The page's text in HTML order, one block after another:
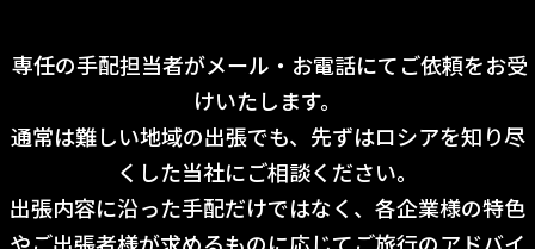
専任の手配担当者がメール・お電話にてご依頼をお受
けいたします。
通常は難しい地域の出張でも、先ずはロシアを知り尽
くした当社にご相談ください。
出張内容に沿った手配だけではなく、各企業様の特色